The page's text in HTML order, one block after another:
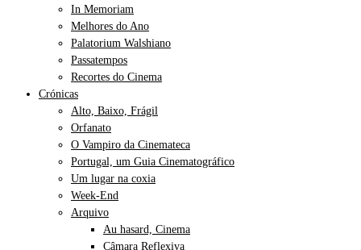
In Memoriam
Melhores do Ano
Palatorium Walshiano
Passatempos
Recortes do Cinema
Crónicas
Alto, Baixo, Frágil
Orfanato
O Vampiro da Cinemateca
Portugal, um Guia Cinematográfico
Um lugar na coxia
Week-End
Arquivo
Au hasard, Cinema
Câmara Reflexiva